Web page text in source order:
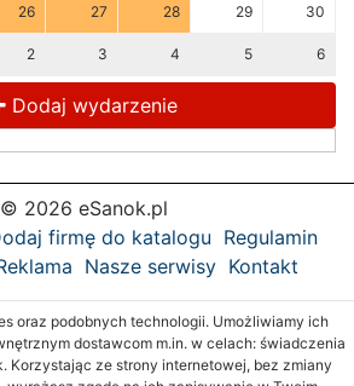
26 27 28 29 30
2 3 4 5 6
Dodaj wydarzenie
© 2026 eSanok.pl
firmę do katalogu Regulamin
Nasze serwisy Kontakt
oraz podobnych technologii. Umożliwiamy ich
dostawcom m.in. w celach: świadczenia
Korzystając ze strony internetowej, bez zmiany